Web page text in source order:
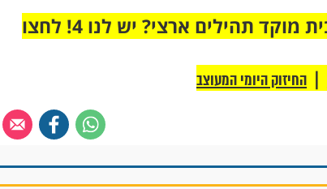
מחוברים רק לקבוצת ווטסאפ אחת מבית מוקד תהילים ארצי? יש לנו 4! לחצו
| החיזוק היומי המעוצב